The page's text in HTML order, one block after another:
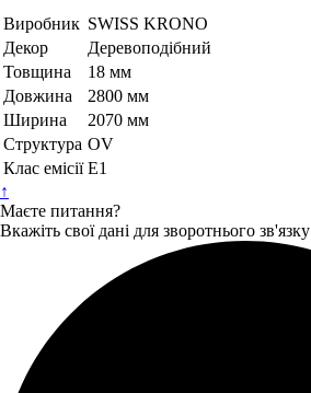
Виробник SWISS KRONO
Декор
Деревоподібний
Товщина
18 мм
Довжина
2800 мм
Ширина
2070 мм
Структура OV
Клас емісії Е1
↑
Маєте питання?
Вкажіть свої дані для зворотнього зв'язку